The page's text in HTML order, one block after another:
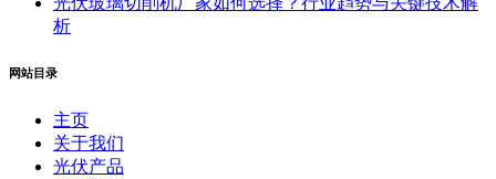
析
网站目录
主页
关于我们
光伏产品